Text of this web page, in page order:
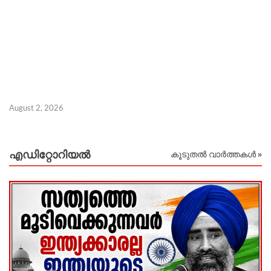
August 2, 2026
എഡിറ്റോറിയല്‍ കൂടുതൽ വാർത്തകൾ »